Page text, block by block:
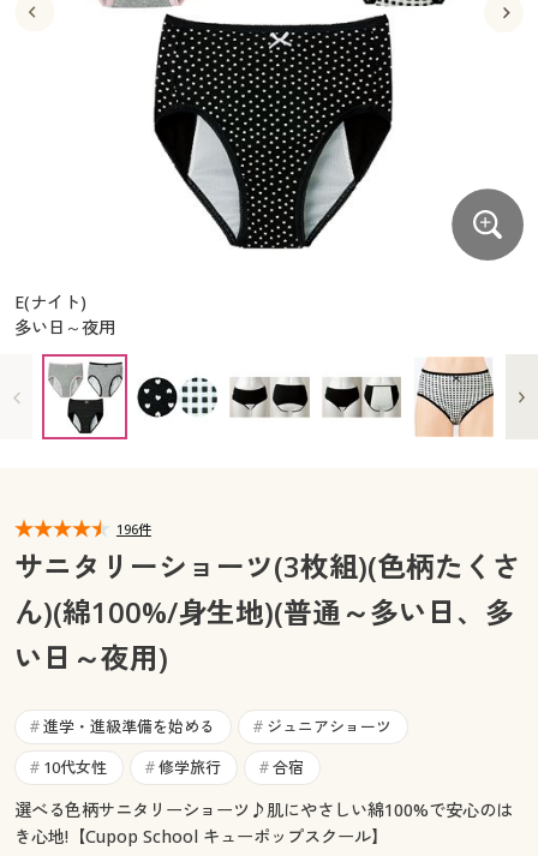
カーテン・ラグ・ファブリック
ジュニア・ティーンズ下着
大きいサイズ通販すべて
大きいサイズ レディース服
大きいサイズ レディース下着
大きいサイズ 事務・制服
シークレットセール
商品カテゴリ一覧
カタログ・チラシからのご注文
デジタルカタログ
カタログ無料プレゼント
マイページ
閲覧履歴
サポート
ご利用ガイド
ジュニア・ティーンズ下着
大きいサイズ レディース服
大きいサイズ レディース下着
大きいサイズ メンズ
大きいサイズ 事務・制服
シークレットセール
商品カテゴリ一覧
カタログ・チラシからのご注文
カタログ無料プレゼント
会員メニュー
閲覧履歴
お気に入り
サポート
ご利用ガイド
よくある質問とお問い合わせ
E(ナイト)
多い日～夜用
196件
サニタリーショーツ(3枚組)(色柄たくさ
ん)(綿100%/身生地)(普通～多い日、多
い日～夜用)
# 進学・進級準備を始める # ジュニアショーツ
# 10代女性 # 修学旅行 # 合宿
選べる色柄サニタリーショーツ♪肌にやさしい綿100%で安心のは
き心地!【Cupop School キューポップスクール】